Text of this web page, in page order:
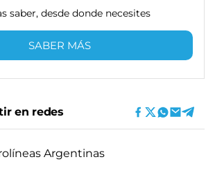
saber, desde donde necesites
SABER MÁS
en redes
Argentinas